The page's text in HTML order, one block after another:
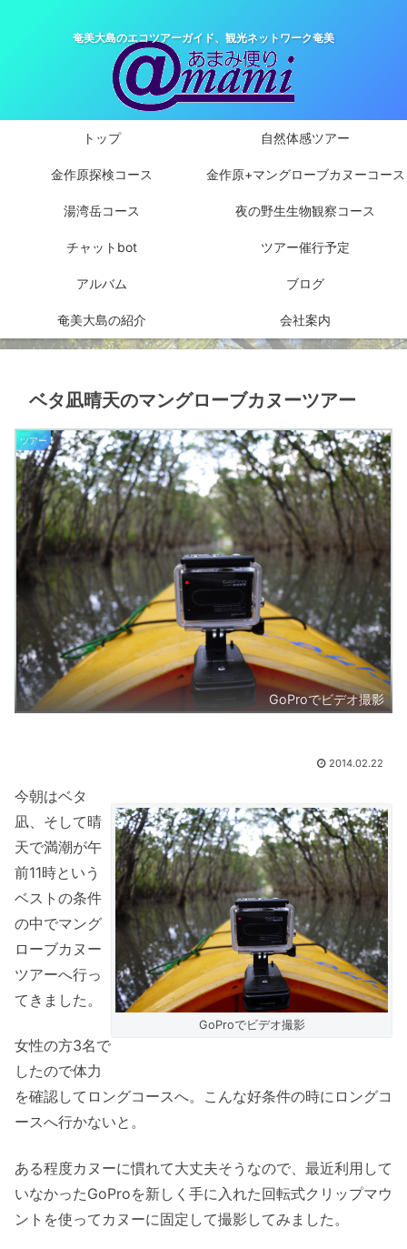
奄美大島のエコツアーガイド、観光ネットワーク奄美
トップ 自然体感ツアー
金作原探検コース 金作原+マングローブカヌーコース
湯湾岳コース 夜の野生生物観察コース
チャットbot ツアー催行予定
アルバム ブログ
奄美大島の紹介 会社案内
ベタ凪晴天のマングローブカヌーツアー
ツアー
GoProでビデオ撮影
2014.02.22
GoProでビデオ撮影
今朝はベタ
凪、そして晴
天で満潮が午
前11時という
ベストの条件
の中でマング
ローブカヌー
ツアーへ行っ
てきました。
女性の方3名で
したので体力
を確認してロングコースへ。こんな好条件の時にロングコ
ースへ行かないと。
ある程度カヌーに慣れて大丈夫そうなので、最近利用して
いなかったGoProを新しく手に入れた回転式クリップマウ
ントを使ってカヌーに固定して撮影してみました。